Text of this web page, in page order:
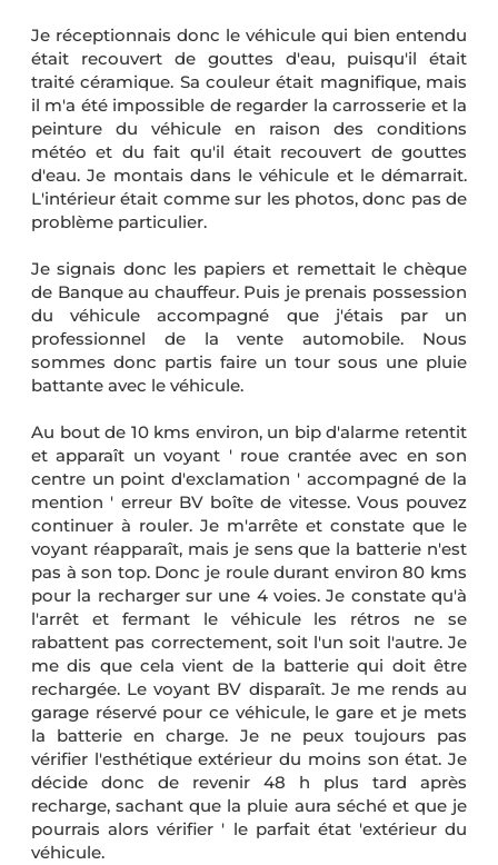
Je réceptionnais donc le véhicule qui bien entendu
était recouvert de gouttes d'eau, puisqu'il était
traité céramique. Sa couleur était magnifique, mais
il m'a été impossible de regarder la carrosserie et la
peinture du véhicule en raison des conditions
météo et du fait qu'il était recouvert de gouttes
d'eau. Je montais dans le véhicule et le démarrait.
L'intérieur était comme sur les photos, donc pas de
problème particulier.
Je signais donc les papiers et remettait le chèque
de Banque au chauffeur. Puis je prenais possession
du véhicule accompagné que j'étais par un
professionnel de la vente automobile. Nous
sommes donc partis faire un tour sous une pluie
battante avec le véhicule.
Au bout de 10 kms environ, un bip d'alarme retentit
et apparaît un voyant ' roue crantée avec en son
centre un point d'exclamation ' accompagné de la
mention ' erreur BV boîte de vitesse. Vous pouvez
continuer à rouler. Je m'arrête et constate que le
voyant réapparaît, mais je sens que la batterie n'est
pas à son top. Donc je roule durant environ 80 kms
pour la recharger sur une 4 voies. Je constate qu'à
l'arrêt et fermant le véhicule les rétros ne se
rabattent pas correctement, soit l'un soit l'autre. Je
me dis que cela vient de la batterie qui doit être
rechargée. Le voyant BV disparaît. Je me rends au
garage réservé pour ce véhicule, le gare et je mets
la batterie en charge. Je ne peux toujours pas
vérifier l'esthétique extérieur du moins son état. Je
décide donc de revenir 48 h plus tard après
recharge, sachant que la pluie aura séché et que je
pourrais alors vérifier ' le parfait état 'extérieur du
véhicule.